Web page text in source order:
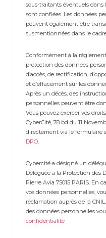
sous-traitants éventuels dans
sont confiées. Les données
peuvent également être
susmentionnées dans le
Conformément à la
protection des données
d’accès, de rectification,
et d’effacement sur les
Après un décès, des
personnelles peuvent être
Vous pouvez exercer vos
CyberCité, 78 bd du 11
directement via le formulaire
DPO
Cybercité a désigné un
Déléguée à la Protection des
Pierre Avia 75015 PARIS. En
vos données personnelles,
réclamation auprès de la
des données personnelles
confidentialité